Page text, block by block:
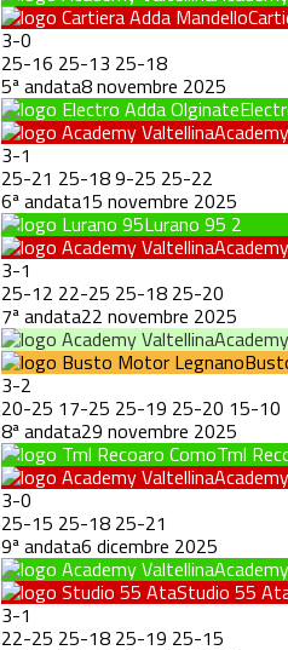
3-0
25-16 25-13 25-18
5ª andata8 novembre 2025
3-1
25-21 25-189-25 25-22
6ª andata15 novembre 2025
Lurano 95 2
3-1
25-12 22-25 25-18 25-20
7ª andata22 novembre 2025
3-2
20-25 17-25 25-19 25-20 15-10
8ª andata29 novembre 2025
Tml
3-0
25-15 25-18 25-21
9ª andata6 dicembre 2025
Studio 55
3-1
22-25 25-18 25-19 25-15